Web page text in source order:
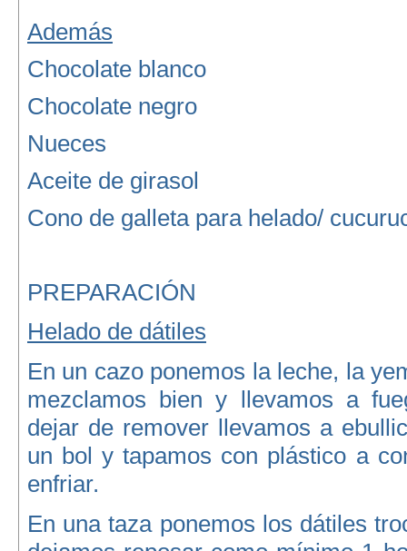
Además
Chocolate blanco
Chocolate negro
Nueces
Aceite de girasol
Cono de galleta para helado/
PREPARACIÓN
Helado de dátiles
En un cazo ponemos la leche, la
mezclamos bien y llevamos a
dejar de remover llevamos a
un bol y tapamos con plástico a
enfriar.
En una taza ponemos los dátiles